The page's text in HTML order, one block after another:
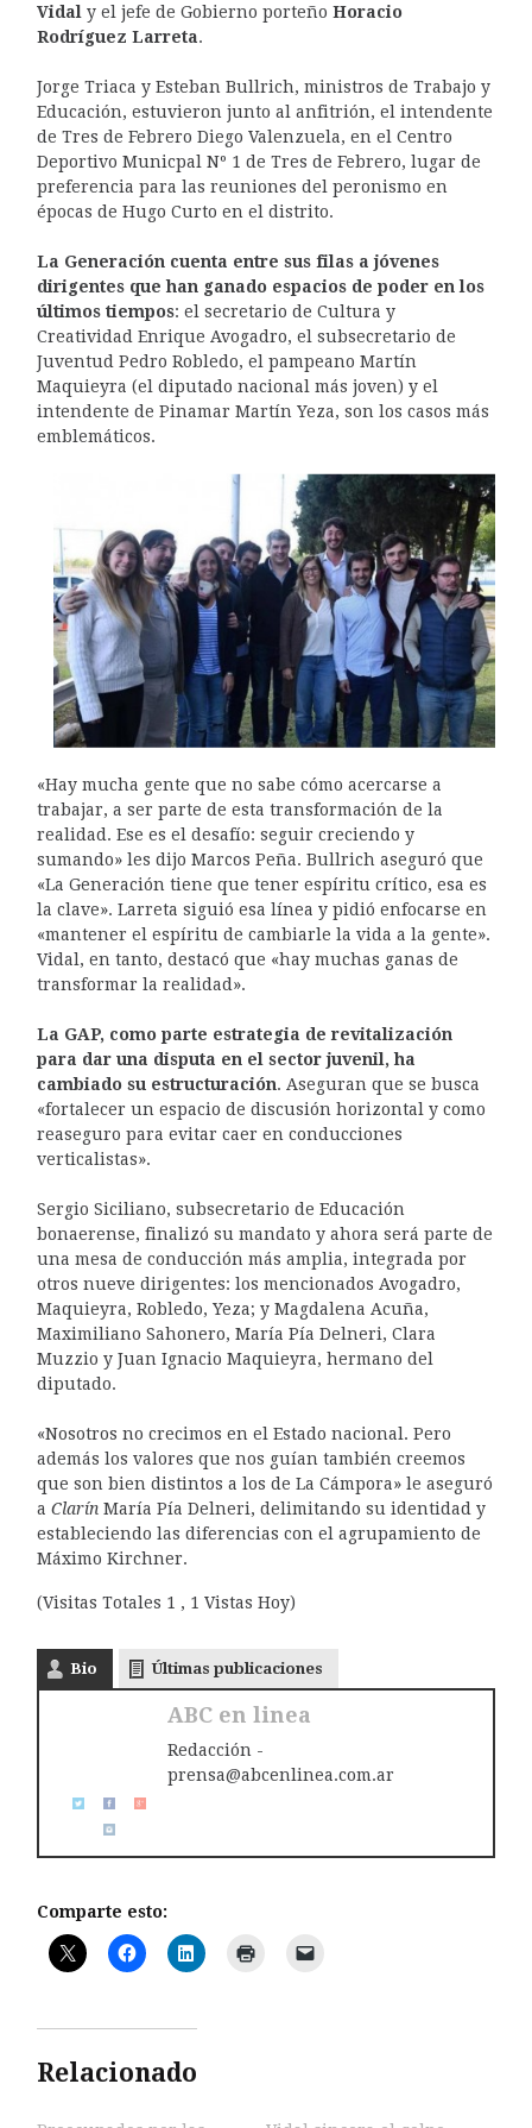
Vidal y el jefe de Gobierno porteño Horacio
Rodríguez Larreta.
Jorge Triaca y Esteban Bullrich, ministros de Trabajo y
Educación, estuvieron junto al anfitrión, el intendente
de Tres de Febrero Diego Valenzuela, en el Centro
Deportivo Municpal Nº 1 de Tres de Febrero, lugar de
preferencia para las reuniones del peronismo en
épocas de Hugo Curto en el distrito.
La Generación cuenta entre sus filas a jóvenes
dirigentes que han ganado espacios de poder en los
últimos tiempos: el secretario de Cultura y
Creatividad Enrique Avogadro, el subsecretario de
Juventud Pedro Robledo, el pampeano Martín
Maquieyra (el diputado nacional más joven) y el
intendente de Pinamar Martín Yeza, son los casos más
emblemáticos.
«Hay mucha gente que no sabe cómo acercarse a
trabajar, a ser parte de esta transformación de la
realidad. Ese es el desafío: seguir creciendo y
sumando» les dijo Marcos Peña. Bullrich aseguró que
«La Generación tiene que tener espíritu crítico, esa es
la clave». Larreta siguió esa línea y pidió enfocarse en
«mantener el espíritu de cambiarle la vida a la gente».
Vidal, en tanto, destacó que «hay muchas ganas de
transformar la realidad».
La GAP, como parte estrategia de revitalización
para dar una disputa en el sector juvenil, ha
cambiado su estructuración. Aseguran que se busca
«fortalecer un espacio de discusión horizontal y como
reaseguro para evitar caer en conducciones
verticalistas».
Sergio Siciliano, subsecretario de Educación
bonaerense, finalizó su mandato y ahora será parte de
una mesa de conducción más amplia, integrada por
otros nueve dirigentes: los mencionados Avogadro,
Maquieyra, Robledo, Yeza; y Magdalena Acuña,
Maximiliano Sahonero, María Pía Delneri, Clara
Muzzio y Juan Ignacio Maquieyra, hermano del
diputado.
«Nosotros no crecimos en el Estado nacional. Pero
además los valores que nos guían también creemos
que son bien distintos a los de La Cámpora» le aseguró
a Clarín María Pía Delneri, delimitando su identidad y
estableciendo las diferencias con el agrupamiento de
Máximo Kirchner.
(Visitas Totales 1 , 1 Vistas Hoy)
Bio Últimas publicaciones
ABC en linea
Redacción -
prensa@abcenlinea.com.ar
Comparte esto:
Relacionado